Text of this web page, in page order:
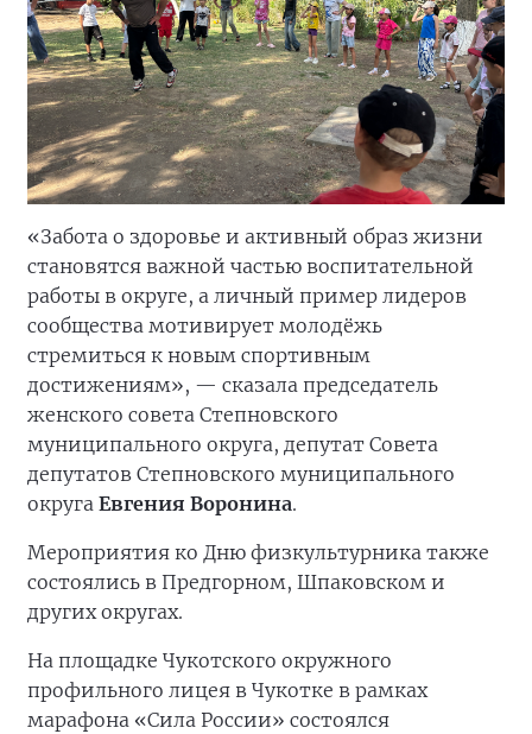
«Забота о здоровье и активный образ жизни
становятся важной частью воспитательной
работы в округе, а личный пример лидеров
сообщества мотивирует молодёжь
стремиться к новым спортивным
достижениям», — сказала председатель
женского совета Степновского
муниципального округа, депутат Совета
депутатов Степновского муниципального
округа Евгения Воронина.
Мероприятия ко Дню физкультурника также
состоялись в Предгорном, Шпаковском и
других округах.
На площадке Чукотского окружного
профильного лицея в Чукотке в рамках
марафона «Сила России» состоялся